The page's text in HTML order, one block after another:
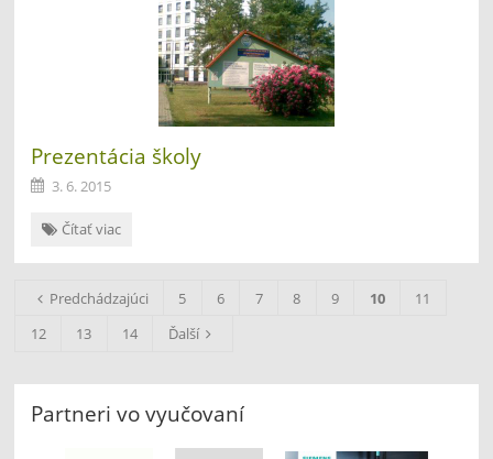
Prezentácia školy
3. 6. 2015
Prezentácia
Čítať viac
Predchádzajúci 5 6 7 8 9 10
11
12
13 14 Ďalší
Partneri vo vyučovaní